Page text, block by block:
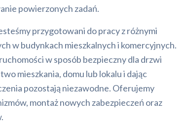
powierzonych zadań.
przygotowani do pracy z różnymi
w budynkach mieszkalnych i komercyjnych.
w sposób bezpieczny dla drzwi
mieszkania, domu lub lokalu i dając
pozostają niezawodne. Oferujemy
montaż nowych zabezpieczeń oraz